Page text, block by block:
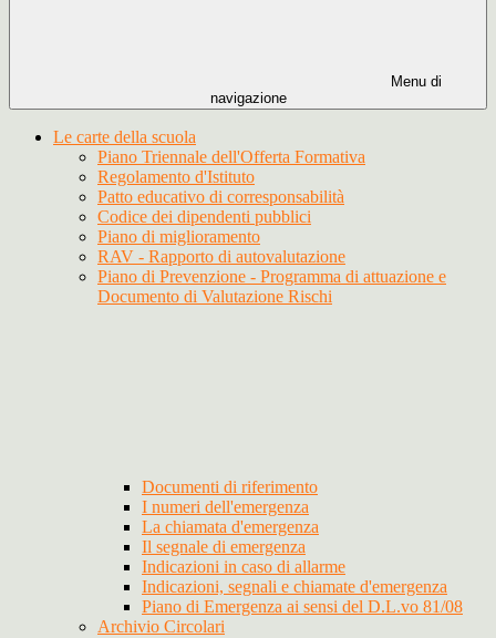
Menu di
navigazione
Le carte della scuola
Piano Triennale dell'Offerta Formativa
Regolamento d'Istituto
Patto educativo di corresponsabilità
Codice dei dipendenti pubblici
Piano di miglioramento
RAV - Rapporto di autovalutazione
Piano di Prevenzione - Programma di attuazione e
Documento di Valutazione Rischi
Documenti di riferimento
I numeri dell'emergenza
La chiamata d'emergenza
Il segnale di emergenza
Indicazioni in caso di allarme
Indicazioni, segnali e chiamate d'emergenza
Piano di Emergenza ai sensi del D.L.vo 81/08
Archivio Circolari